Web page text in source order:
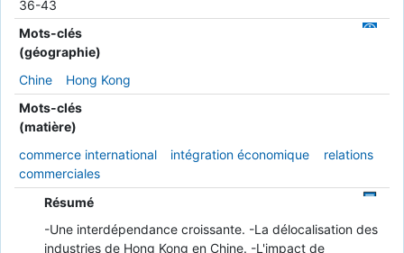
36-43
Mots-clés
(géographie)
Chine
Hong Kong
Mots-clés
(matière)
commerce international
intégration économique
relations
commerciales
Résumé
-Une interdépendance croissante. -La délocalisation des
industries de Hong Kong en Chine. -L'impact de